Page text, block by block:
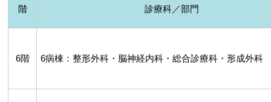
階 診療科／部門
6階 6病棟：整形外科・脳神経内科・総合診療科・形成外科